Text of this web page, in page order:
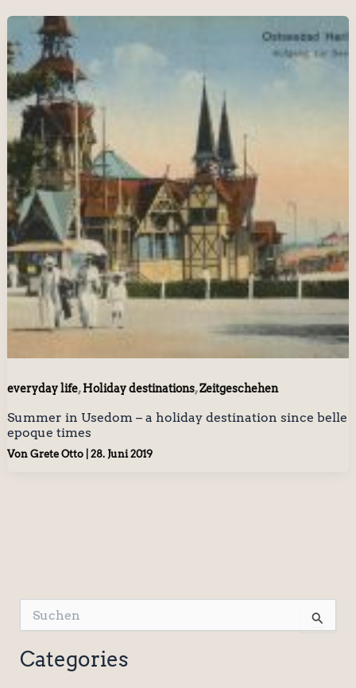
everyday life,Holiday destinations,Zeitgeschehen
Summer in Usedom – a holiday destination since belle
epoque times
Von Grete Otto 28. Juni 2019
u
c
h
Categories